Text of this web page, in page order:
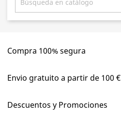
Compra 100% segura
Envio gratuito a partir de 100 €
Descuentos y Promociones